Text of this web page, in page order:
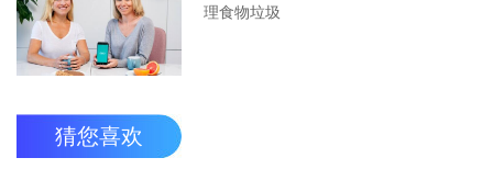
理食物垃圾
猜您喜欢